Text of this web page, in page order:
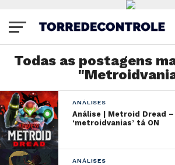
Todas as postagens
ANÁLISES
Análise | Metroid Dread –
‘metroidvanias’ tá ON
ANÁLISES